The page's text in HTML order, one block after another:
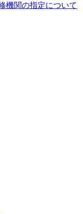
機関の指定について